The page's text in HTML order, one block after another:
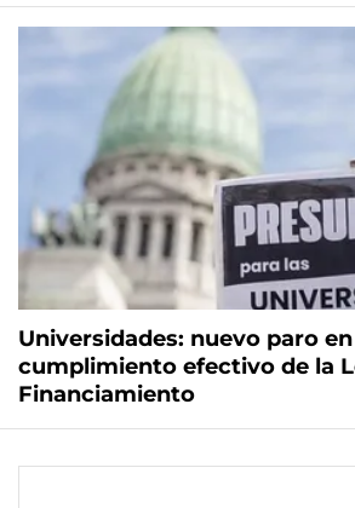
Universidades: nuevo paro
cumplimiento efectivo de la
Financiamiento